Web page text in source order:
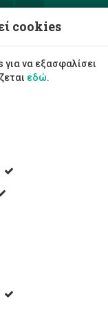
cookies
για να εξασφαλίσει
εδώ.